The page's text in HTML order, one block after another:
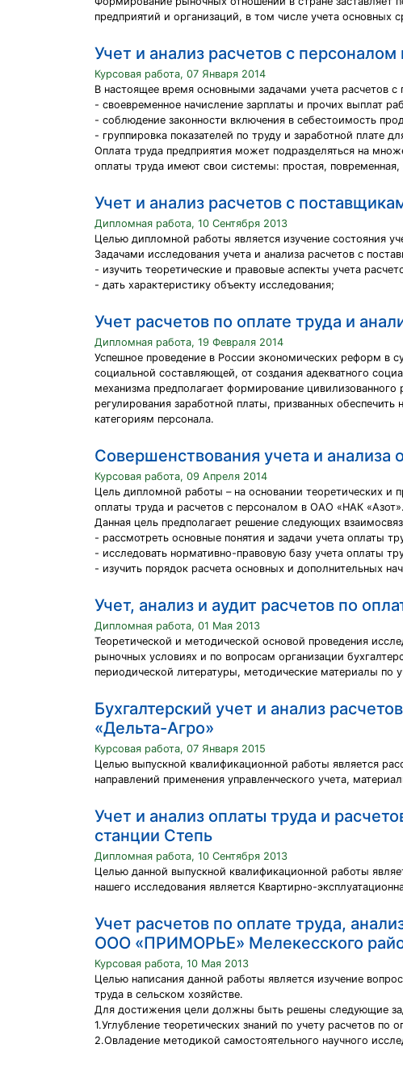
предприятий и организаций, в том числе учета основных
Учет и анализ расчетов с
Курсовая работа, 07 Января 2014
В настоящее время основными задачами учета расчетов с
- своевременное начисление зарплаты и прочих выплат
- соблюдение законности включения в себестоимость
- группировка показателей по труду и заработной плате
Оплата труда предприятия может подразделяться на
оплаты труда имеют свои системы: простая,
Учет и анализ расчетов с
Дипломная работа, 10 Сентября 2013
Целью дипломной работы является изучение состояния
Задачами исследования учета и анализа расчетов с
- изучить теоретические и правовые аспекты учета
- дать характеристику объекту исследования;
Учет расчетов по оплате труда и
Дипломная работа, 19 Февраля 2014
Успешное проведение в России экономических реформ в
социальной составляющей, от создания адекватного
механизма предполагает формирование цивилизованного
регулирования заработной платы, призванных
категориям персонала.
Совершенствования учета и анализа
Курсовая работа, 09 Апреля 2014
Цель дипломной работы – на основании теоретических и
оплаты труда и расчетов с персоналом в ОАО «НАК «Азот».
Данная цель предполагает решение следующих
- рассмотреть основные понятия и задачи учета оплаты
- исследовать нормативно-правовую базу учета оплаты
- изучить порядок расчета основных и дополнительных
Учет, анализ и аудит расчетов по
Дипломная работа, 01 Мая 2013
Теоретической и методической основой проведения
рыночных условиях и по вопросам организации
периодической литературы, методические материалы по
Бухгалтерский учет и анализ
«Дельта-Агро»
Курсовая работа, 07 Января 2015
Целью выпускной квалификационной работы является
направлений применения управленческого учета,
Учет и анализ оплаты труда и
станции Степь
Дипломная работа, 10 Сентября 2013
Целью данной выпускной квалификационной работы
нашего исследования является Квартирно-
Учет расчетов по оплате труда,
ООО «ПРИМОРЬЕ» Мелекесского
Курсовая работа, 10 Мая 2013
Целью написания данной работы является изучение
труда в сельском хозяйстве.
Для достижения цели должны быть решены следующие
1.Углубление теоретических знаний по учету расчетов
2.Овладение методикой самостоятельного научного